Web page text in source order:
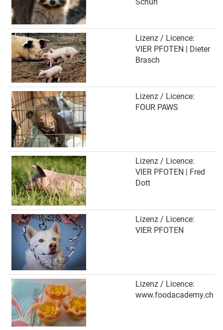
Lizenz / Licence:
VIER PFOTEN | Dieter
Brasch
Lizenz / Licence:
FOUR PAWS
Lizenz / Licence:
VIER PFOTEN | Fred
Dott
Lizenz / Licence:
VIER PFOTEN
Lizenz / Licence:
www.foodacademy.ch